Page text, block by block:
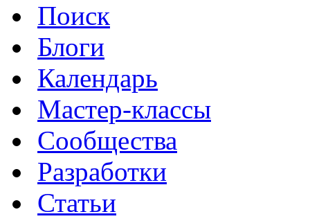
Поиск
Блоги
Календарь
Мастер-классы
Сообщества
Разработки
Статьи